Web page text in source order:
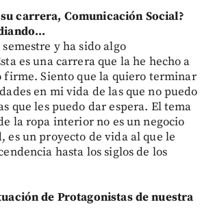
carrera, Comunicación Social?
semestre y ha sido algo
es una carrera que la he hecho a
firme. Siento que la quiero terminar
en mi vida de las que no puedo
que les puedo dar espera. El tema
la ropa interior no es un negocio
es un proyecto de vida al que le
hasta los siglos de los
de Protagonistas de nuestra